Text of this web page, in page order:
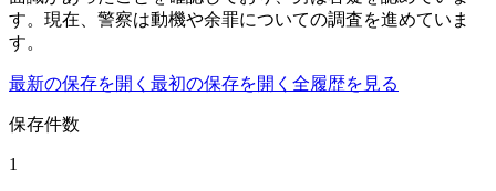
す。現在、警察は動機や余罪についての調査を進めていま
す。
最新の保存を開く 最初の保存を開く 全履歴を見る
保存件数
1